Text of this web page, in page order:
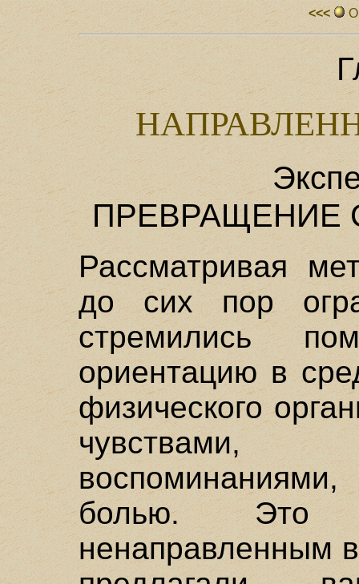
<<<
ПРЕВРАЩЕНИЕ
Рассматривая
до сих пор
стремились
ориентацию в
физического
болью. Это
ненаправленным